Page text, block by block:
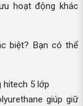
hoạt động khác
biệt? Bạn có thể
hitech 5 lớp
giúp giữ